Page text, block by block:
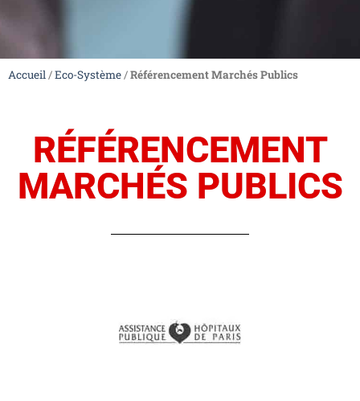
L'Éco-
Système du
Groupe
Accueil/Eco-Système/Référencement Marchés Publics
RÉFÉRENCEMENT
MARCHÉS PUBLICS